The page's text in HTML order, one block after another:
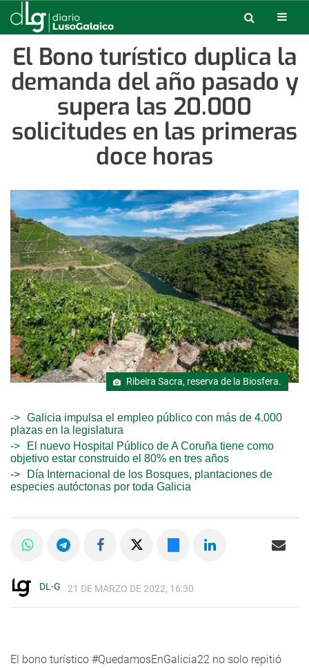
El Bono turístico duplica la
demanda del año pasado y
supera las 20.000
solicitudes en las primeras
doce horas
Ribeira Sacra, reserva de la Biosfera.
Galicia impulsa el empleo público con más de 4.000
plazas en la legislatura
El nuevo Hospital Público de A Coruña tiene como
objetivo estar construido el 80% en tres años
Día Internacional de los Bosques, plantaciones de
especies autóctonas por toda Galicia
DL-G 21 DE MARZO DE 2022, 16:30
El bono turístico #QuedamosEnGalicia22 no solo repitió